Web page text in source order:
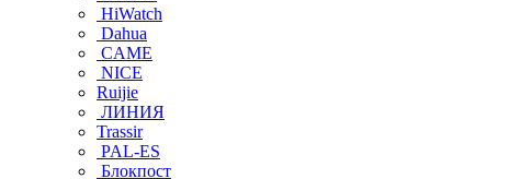
HiWatch
Dahua
CAME
NICE
Ruijie
ЛИНИЯ
Trassir
PAL-ES
Блокпост